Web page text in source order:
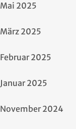
Mai 2025
März 2025
Februar 2025
Januar 2025
November 2024